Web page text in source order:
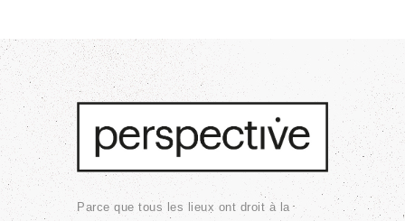
Parce que tous les lieux ont droit à la